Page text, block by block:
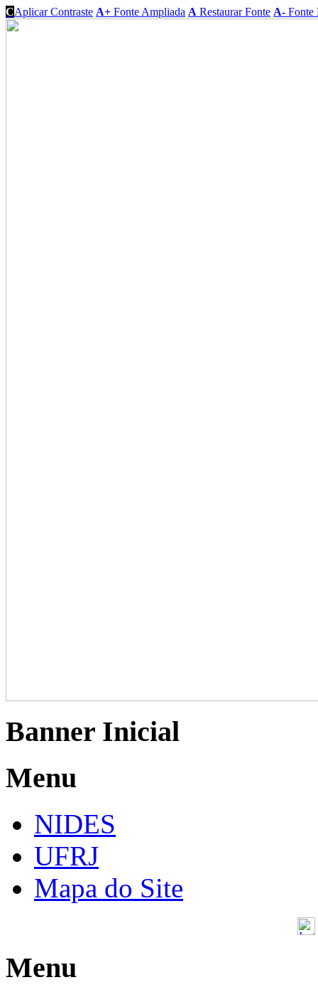
CAplicar Contraste A+ Fonte Ampliada A Restaurar Fonte A- Fonte
Banner Inicial
Menu
NIDES
UFRJ
Mapa do Site
Menu